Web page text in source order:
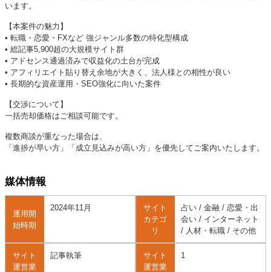
います。
【本案件の魅力】
• 転職・恋愛・FXなど 強ジャンル多数の特化型構成
• 総記事5,900超の大規模サイト群
• アドセンス通過済みで収益化の土台が完成
• アフィリエイト貼り替え余地が大きく、法人様との相性が良い
• 長期的な資産運用・SEO強化に向いた案件
【交渉について】
一括売却価格はご相談可能です。
複数商談が重なった場合は、
「進捗が早い方」「成立見込みが高い方」を優先してご案内いたします。
媒体情報
運用開
始時期
2024年11月
サイト
カテゴ
リ
占い / 金融 / 恋愛・出
会い / インターネット
/ 人材・転職 / その他
サイト
運営業
記事執筆
サイト
運営業
1